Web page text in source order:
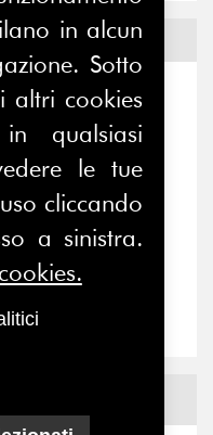
estiva,
la
in alcun
Sotto
altri cookies
qualsiasi
le tue
cliccando
a sinistra.